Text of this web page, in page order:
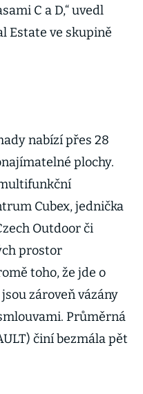
C a D,“ uvedl
Estate ve skupině
nabízí přes 28
plochy.
Cubex, jednička
Outdoor či
prostor
toho, že jde o
zároveň vázány
Průměrná
činí bezmála pět